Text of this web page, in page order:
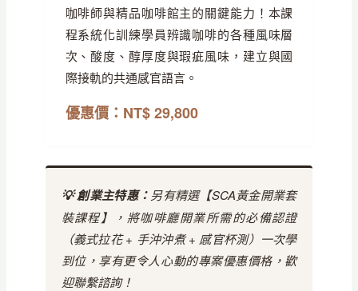
咖啡師與精品咖啡館主的關鍵能力！本課
程系統化訓練學員辨識咖啡的各種風味層
次、酸度、醇厚度與瑕疵風味，建立與國
際接軌的共通感官語言。
優惠價：NT$ 29,800
💡 創業主特惠： 另有精選【SCA黃金開業套
裝課程】，將咖啡廳開業所需的必備認證
（義式拉花 + 手沖沖煮 + 感官杯測）一次學
到位，享有更令人心動的專案優惠價格，歡
迎聯繫諮詢！